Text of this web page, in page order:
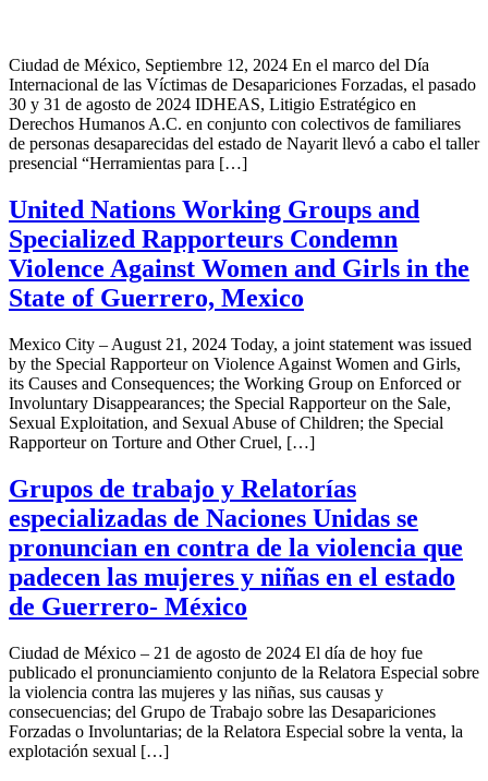
Ciudad de México, Septiembre 12, 2024 En el marco del Día
Internacional de las Víctimas de Desapariciones Forzadas, el pasado
30 y 31 de agosto de 2024 IDHEAS, Litigio Estratégico en
Derechos Humanos A.C. en conjunto con colectivos de familiares
de personas desaparecidas del estado de Nayarit llevó a cabo el taller
presencial “Herramientas para […]
United Nations Working Groups and
Specialized Rapporteurs Condemn
Violence Against Women and Girls in the
State of Guerrero, Mexico
Mexico City – August 21, 2024 Today, a joint statement was issued
by the Special Rapporteur on Violence Against Women and Girls,
its Causes and Consequences; the Working Group on Enforced or
Involuntary Disappearances; the Special Rapporteur on the Sale,
Sexual Exploitation, and Sexual Abuse of Children; the Special
Rapporteur on Torture and Other Cruel, […]
Grupos de trabajo y Relatorías
especializadas de Naciones Unidas se
pronuncian en contra de la violencia que
padecen las mujeres y niñas en el estado
de Guerrero- México
Ciudad de México – 21 de agosto de 2024 El día de hoy fue
publicado el pronunciamiento conjunto de la Relatora Especial sobre
la violencia contra las mujeres y las niñas, sus causas y
consecuencias; del Grupo de Trabajo sobre las Desapariciones
Forzadas o Involuntarias; de la Relatora Especial sobre la venta, la
explotación sexual […]